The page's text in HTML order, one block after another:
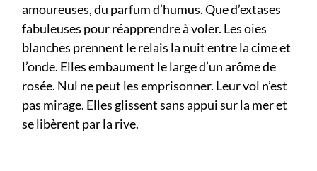
amoureuses, du parfum d’humus. Que d’extases
fabuleuses pour réapprendre à voler. Les oies
blanches prennent le relais la nuit entre la cime et
l’onde. Elles embaument le large d’un arôme de
rosée. Nul ne peut les emprisonner. Leur vol n’est
pas mirage. Elles glissent sans appui sur la mer et
se libèrent par la rive.